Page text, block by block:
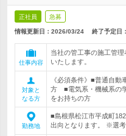
正社員 急募
情報更新日：2026/03/24 終了予定日：
仕事内容
当社の管工事の施工管
いたします。
対象と
なる方
《必須条件》■普通自
方 ■電気系・機械系の
をお持ちの方
勤務地
■島根県松江市平成町
出向となります。 ※選